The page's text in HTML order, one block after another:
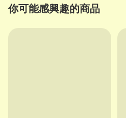
你可能感興趣的商品